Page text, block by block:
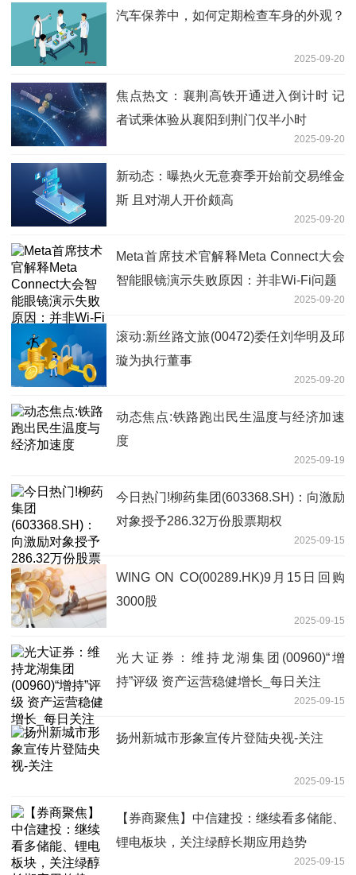
汽车保养中，如何定期检查车身的外观？
2025-09-20
焦点热文：襄荆高铁开通进入倒计时 记
者试乘体验从襄阳到荆门仅半小时
2025-09-20
新动态：曝热火无意赛季开始前交易维金
斯 且对湖人开价颇高
2025-09-20
Meta首席技术官解释Meta Connect大会
智能眼镜演示失败原因：并非Wi-Fi问题
2025-09-20
滚动:新丝路文旅(00472)委任刘华明及邱
璇为执行董事
2025-09-20
动态焦点:铁路跑出民生温度与经济加速
度
2025-09-19
今日热门!柳药集团(603368.SH)：向激励
对象授予286.32万份股票期权
2025-09-15
WING ON CO(00289.HK)9月15日回购
3000股
2025-09-15
光大证券：维持龙湖集团(00960)“增
持”评级 资产运营稳健增长_每日关注
2025-09-15
扬州新城市形象宣传片登陆央视-关注
2025-09-15
【券商聚焦】中信建投：继续看多储能、
锂电板块，关注绿醇长期应用趋势
2025-09-15